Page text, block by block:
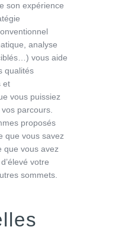
son expérience
analyse
vous aide
qualités
et
vous puissiez
parcours.
proposés
que vous savez
que vous avez
votre
sommets.